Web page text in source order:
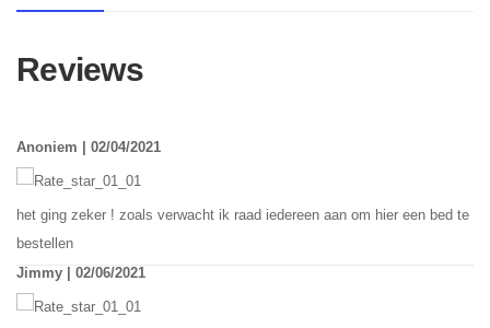
Reviews
Anoniem | 02/04/2021
het ging zeker ! zoals verwacht ik raad iedereen aan om hier een bed te
bestellen
Jimmy | 02/06/2021